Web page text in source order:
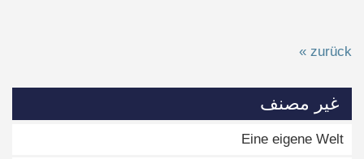
« zurück
غير مصنف
Eine eigene Welt